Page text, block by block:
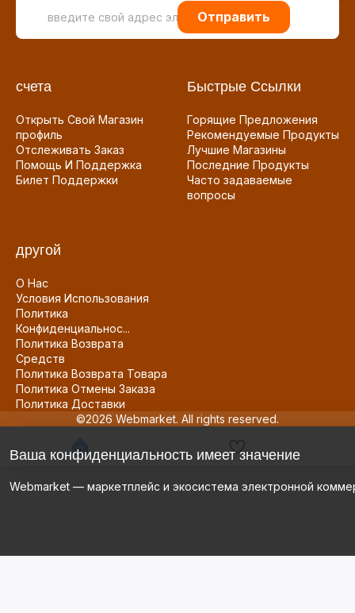
Отправить
счета
Открыть Свой Магазин
профиль
Отслеживать Заказ
Помощь И Поддержка
Билет Поддержки
Быстрые Ссылки
Горящие Предложения
Рекомендуемые Продукты
Лучшие Магазины
Последние Продукты
Часто задаваемые
вопросы
другой
О Нас
Условия Использования
Политика
Конфиденциальнос...
Политика Возврата
Средств
Политика Возврата Товара
Политика Отмены Заказа
Политика Доставки
©2026 Webmarket. All rights reserved.
Ваша конфиденциальность имеет значение
Webmarket — маркетплейс и экосистема электронной